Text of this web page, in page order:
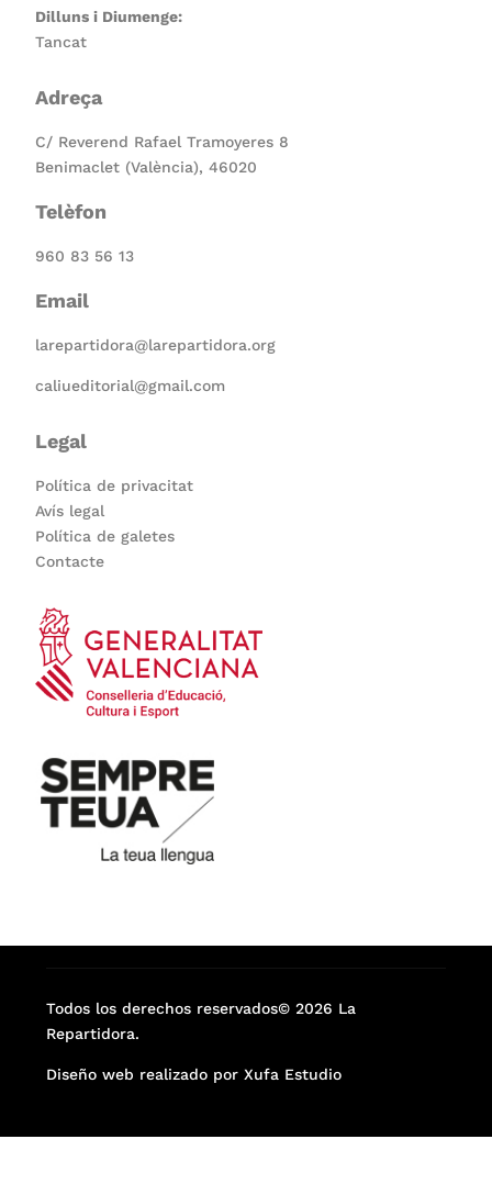
Dilluns i Diumenge:
Tancat
Adreça
C/ Reverend Rafael Tramoyeres 8
Benimaclet (València), 46020
Telèfon
960 83 56 13
Email
larepartidora@larepartidora.org
caliueditorial@gmail.com
Legal
Política de privacitat
Avís legal
Política de galetes
Contacte
Todos los derechos reservados© 2026 La
Repartidora.
Diseño web realizado por Xufa Estudio